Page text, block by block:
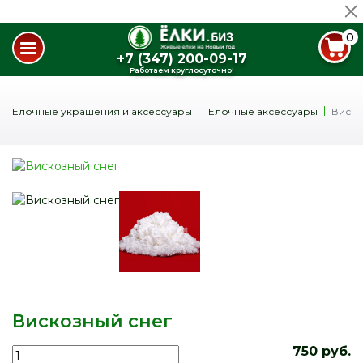
+7 (347) 200-09-17
Работаем круглосуточно!
0
Елочные украшения и аксессуары Елочные аксессуары
Вискозный снег
750 руб.